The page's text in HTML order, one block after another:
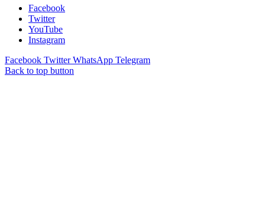
Facebook
Twitter
YouTube
Instagram
Facebook Twitter WhatsApp Telegram
Back to top button